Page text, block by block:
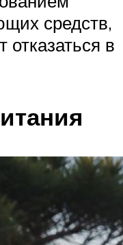
средств,
в